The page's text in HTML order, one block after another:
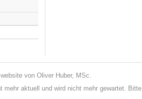
von Oliver Huber, MSc.
mehr aktuell und wird nicht mehr gewartet. Bitte